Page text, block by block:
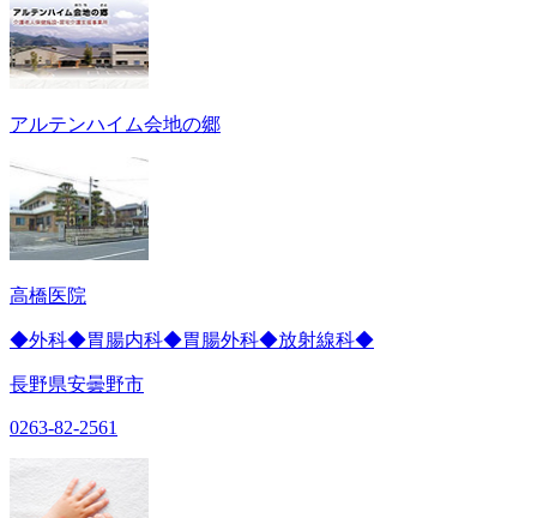
アルテンハイム会地の郷
高橋医院
◆外科◆胃腸内科◆胃腸外科◆放射線科◆
長野県安曇野市
0263-82-2561